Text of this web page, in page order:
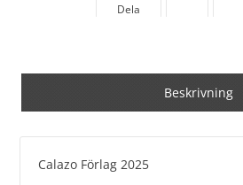
Dela
Beskrivning
Calazo Förlag 2025